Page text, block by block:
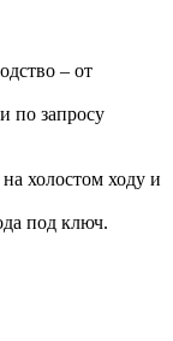
– от
по запросу
холостом ходу и
под ключ.